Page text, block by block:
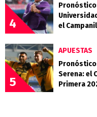
4
el
5
APUESTAS
Serena: el
Primera